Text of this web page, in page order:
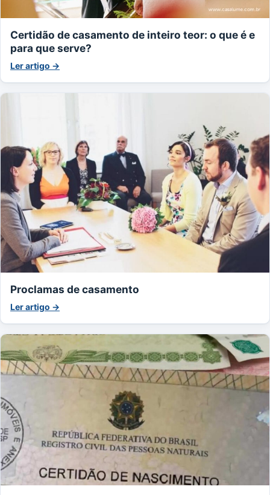
Certidão de casamento de inteiro teor: o que é e
para que serve?
Ler artigo →
Proclamas de casamento
Ler artigo →